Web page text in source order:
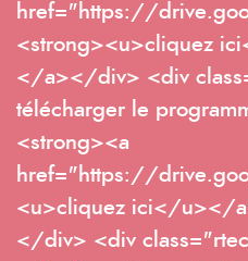
href="https://
<strong><u>cliquez
</a></div> <div
télécharger le
<strong><a
href="https://
<u>cliquez ici</u></
</div> <div